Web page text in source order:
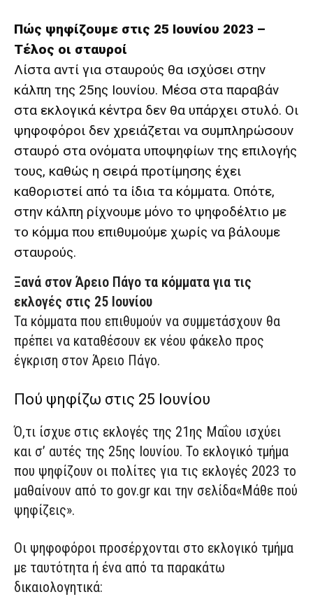
Πώς ψηφίζουμε στις 25 Ιουνίου 2023 –
Τέλος οι σταυροί
Λίστα αντί για σταυρούς θα ισχύσει στην
κάλπη της 25ης Ιουνίου. Μέσα στα παραβάν
στα εκλογικά κέντρα δεν θα υπάρχει στυλό. Οι
ψηφοφόροι δεν χρειάζεται να συμπληρώσουν
σταυρό στα ονόματα υποψηφίων της επιλογής
τους, καθώς η σειρά προτίμησης έχει
καθοριστεί από τα ίδια τα κόμματα. Οπότε,
στην κάλπη ρίχνουμε μόνο το ψηφοδέλτιο με
το κόμμα που επιθυμούμε χωρίς να βάλουμε
σταυρούς.
Ξανά στον Άρειο Πάγο τα κόμματα για τις
εκλογές στις 25 Ιουνίου
Τα κόμματα που επιθυμούν να συμμετάσχουν θα
πρέπει να καταθέσουν εκ νέου φάκελο προς
έγκριση στον Άρειο Πάγο.
Πού ψηφίζω στις 25 Ιουνίου
Ό,τι ίσχυε στις εκλογές της 21ης Μαΐου ισχύει
και σ’ αυτές της 25ης Ιουνίου. Το εκλογικό τμήμα
που ψηφίζουν οι πολίτες για τις εκλογές 2023 το
μαθαίνουν από το gov.gr και την σελίδα«Μάθε πού
ψηφίζεις».
Οι ψηφοφόροι προσέρχονται στο εκλογικό τμήμα
με ταυτότητα ή ένα από τα παρακάτω
δικαιολογητικά: